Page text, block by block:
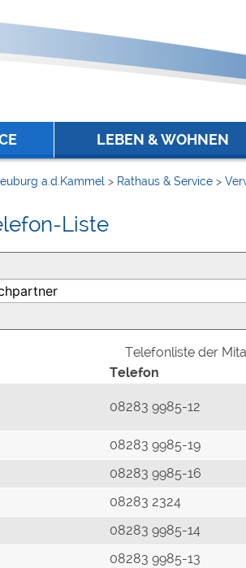
LEBEN & WOHNEN
a.d.Kammel > Rathaus & Service >
Liste
Telefonliste der
Telefon
08283 9985-12
08283 9985-19
08283 9985-16
08283 2324
08283 9985-14
08283 9985-13